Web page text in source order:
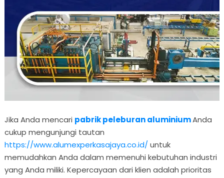
Jika Anda mencari pabrik peleburan aluminiumAnda
cukup mengunjungi tautan
https://www.alumexperkasajaya.co.id/untuk
memudahkan Anda dalam memenuhi kebutuhan industri
yang Anda miliki. Kepercayaan dari klien adalah prioritas